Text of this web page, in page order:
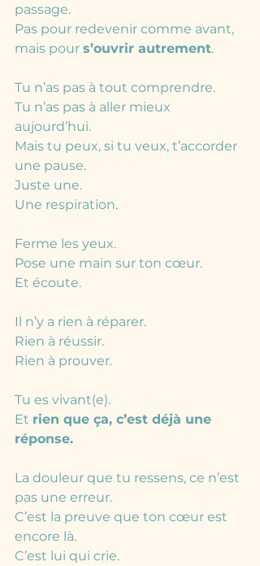
passage.
Pas pour redevenir comme avant,
mais pour s’ouvrir autrement.
Tu n’as pas à tout comprendre.
Tu n’as pas à aller mieux
aujourd’hui.
Mais tu peux, si tu veux, t’accorder
une pause.
Juste une.
Une respiration.
Ferme les yeux.
Pose une main sur ton cœur.
Et écoute.
Il n’y a rien à réparer.
Rien à réussir.
Rien à prouver.
Tu es vivant(e).
Et rien que ça, c’est déjà une
réponse.
La douleur que tu ressens, ce n’est
pas une erreur.
C’est la preuve que ton cœur est
encore là.
C’est lui qui crie.